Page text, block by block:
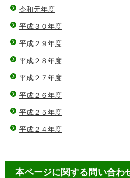
令和元年度
平成３０年度
平成２９年度
平成２８年度
平成２７年度
平成２６年度
平成２５年度
平成２４年度
本ページに関する問い合わ